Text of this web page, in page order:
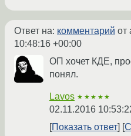
Ответ на: комментарий от
10:48:16 +00:00
ОП хочет КДЕ,
понял.
Lavos ★★★★★
02.11.2016
Показать ответ